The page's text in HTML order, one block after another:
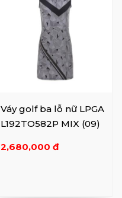
Váy golf ba lỗ nữ LPGA
L192TO582P MIX (09)
2,680,000 đ